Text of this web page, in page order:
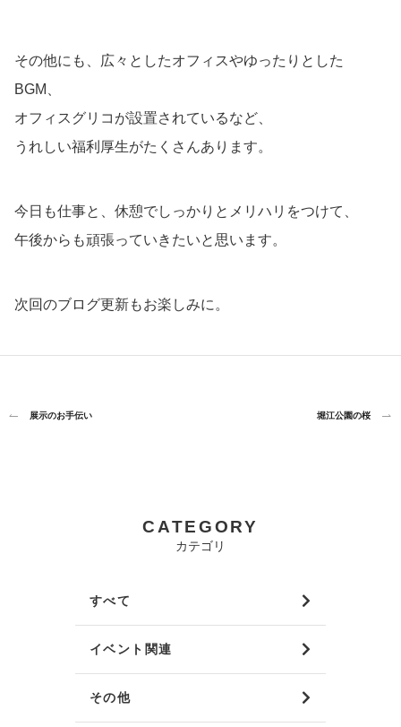
その他にも、広々としたオフィスやゆったりとした
BGM、
オフィスグリコが設置されているなど、
うれしい福利厚生がたくさんあります。
今日も仕事と、休憩でしっかりとメリハリをつけて、
午後からも頑張っていきたいと思います。
次回のブログ更新もお楽しみに。
展示のお手伝い 堀江公園の桜
CATEGORY
カテゴリ
すべて
イベント関連
その他